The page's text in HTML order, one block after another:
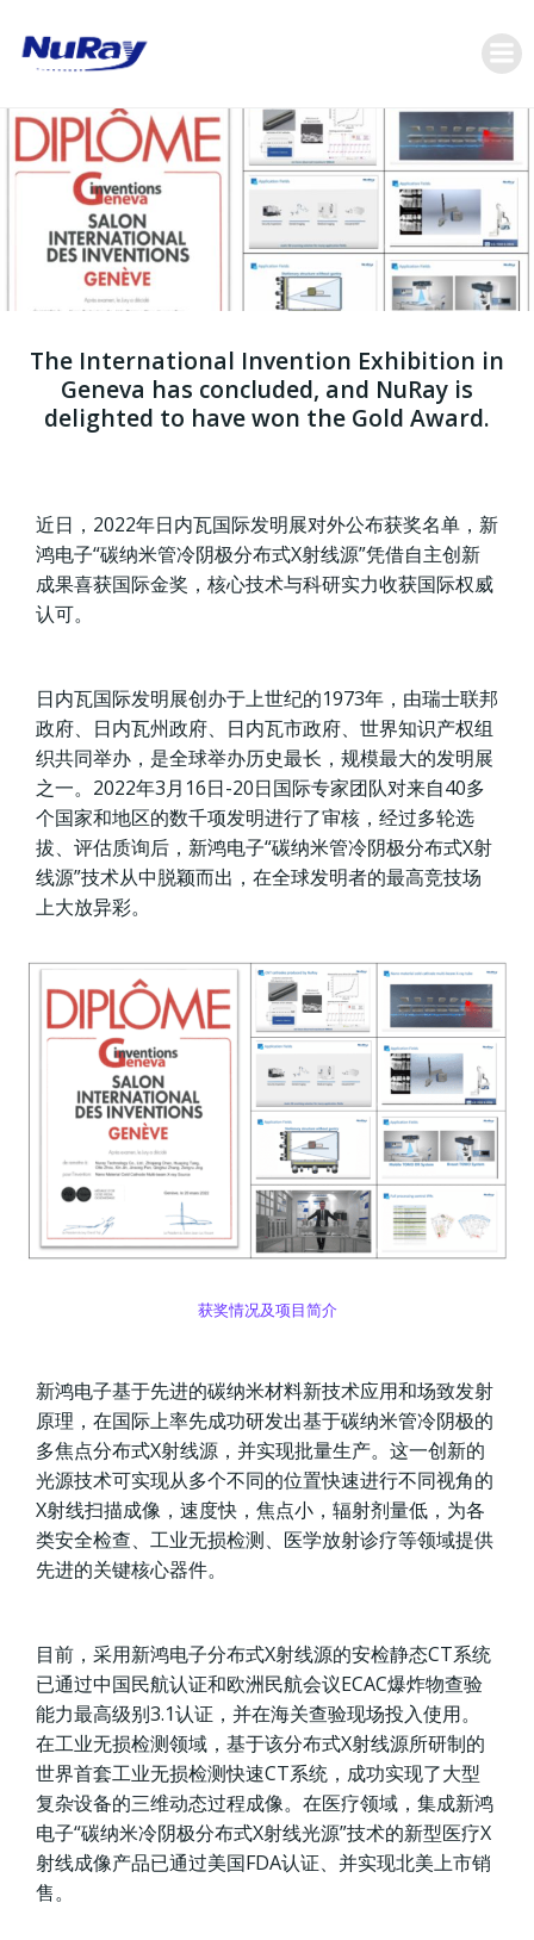
容
The International Invention Exhibition in
Geneva has concluded, and NuRay is
delighted to have won the Gold Award.
近日，2022年日内瓦国际发明展对外公布获奖名单，新
鸿电子“碳纳米管冷阴极分布式X射线源”凭借自主创新
成果喜获国际金奖，核心技术与科研实力收获国际权威
认可。
日内瓦国际发明展创办于上世纪的1973年，由瑞士联邦
政府、日内瓦州政府、日内瓦市政府、世界知识产权组
织共同举办，是全球举办历史最长，规模最大的发明展
之一。2022年3月16日-20日国际专家团队对来自40多
个国家和地区的数千项发明进行了审核，经过多轮选
拔、评估质询后，新鸿电子“碳纳米管冷阴极分布式X射
线源”技术从中脱颖而出，在全球发明者的最高竞技场
上大放异彩。
获奖情况及项目简介
新鸿电子基于先进的碳纳米材料新技术应用和场致发射
原理，在国际上率先成功研发出基于碳纳米管冷阴极的
多焦点分布式X射线源，并实现批量生产。这一创新的
光源技术可实现从多个不同的位置快速进行不同视角的
X射线扫描成像，速度快，焦点小，辐射剂量低，为各
类安全检查、工业无损检测、医学放射诊疗等领域提供
先进的关键核心器件。
目前，采用新鸿电子分布式X射线源的安检静态CT系统
已通过中国民航认证和欧洲民航会议ECAC爆炸物查验
能力最高级别3.1认证，并在海关查验现场投入使用。
在工业无损检测领域，基于该分布式X射线源所研制的
世界首套工业无损检测快速CT系统，成功实现了大型
复杂设备的三维动态过程成像。在医疗领域，集成新鸿
电子“碳纳米冷阴极分布式X射线光源”技术的新型医疗X
射线成像产品已通过美国FDA认证、并实现北美上市销
售。